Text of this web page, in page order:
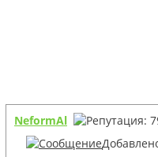
NeformAl